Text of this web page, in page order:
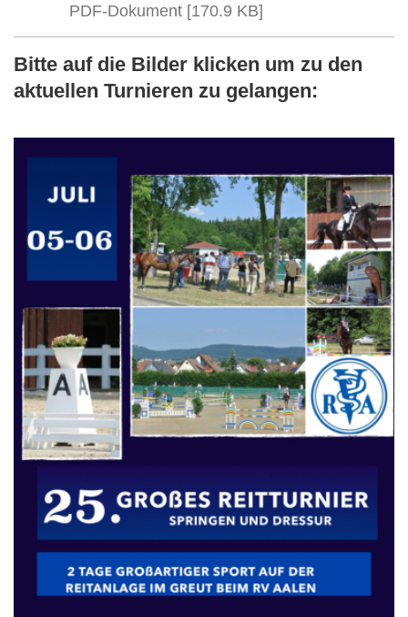
PDF-Dokument [170.9 KB]
Bitte auf die Bilder klicken um zu den
aktuellen Turnieren zu gelangen: